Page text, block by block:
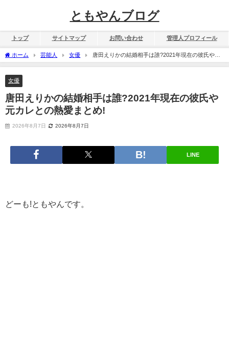
ともやんブログ
トップ サイトマップ お問い合わせ 管理人プロフィール
ホーム 芸能人 女優
唐田えりかの結婚相手は誰?2021年現在の彼氏や元
カレとの熱愛まとめ!
女優
唐田えりかの結婚相手は誰?2021年現在の彼氏や
元カレとの熱愛まとめ!
2026年8月7日 2026年8月7日
LINE
どーも!ともやんです。